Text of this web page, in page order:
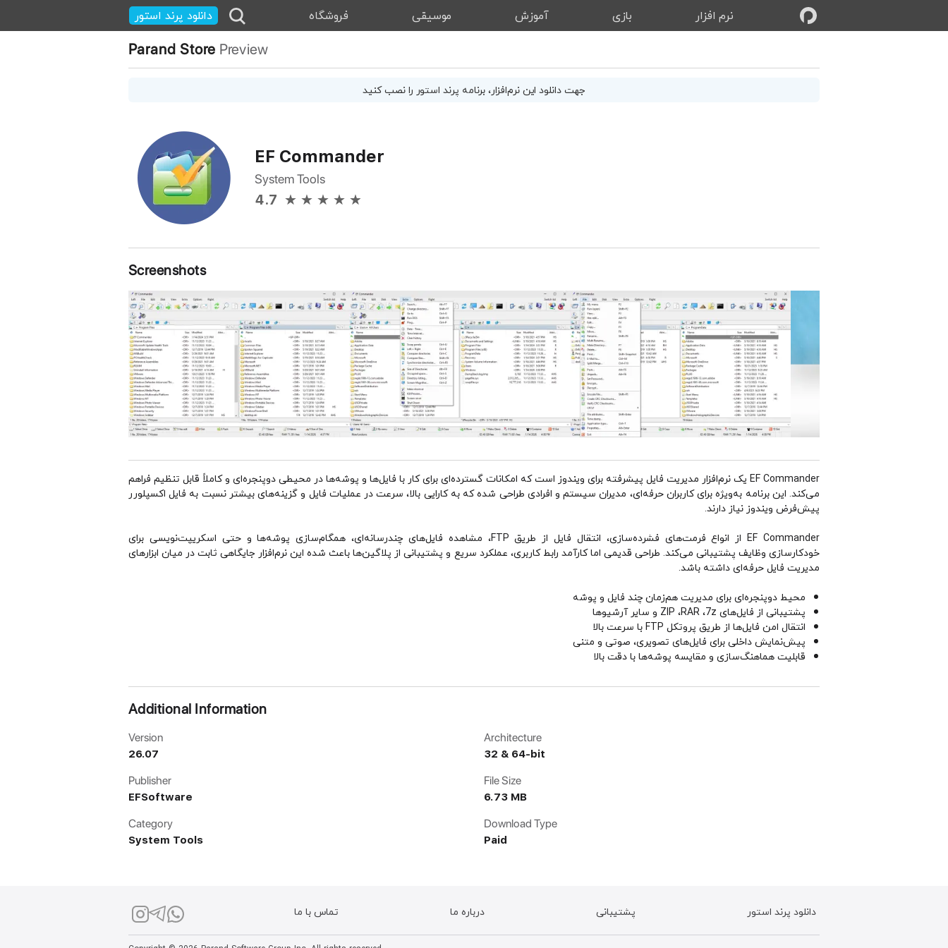
نرم‌ افزار بازی آموزش موسیقی فروشگاه دانلود پرند استور
Parand Store Preview
جهت دانلود ایننرم‌افزار، برنامه پرند استور را نصب کنید
EF Commander
System Tools
4.7
Screenshots
EF Commander یک نرم‌افزار مدیریت فایل پیشرفته برای ویندوز است که امکانات گسترده‌ای برای کار با فایل‌ها و پوشه‌ها در محیطی دوپنجره‌ای و کاملاً قابل تنظیم فراهم
می‌کند. این برنامه به‌ویژه برای کاربران حرفه‌ای، مدیران سیستم و افرادی طراحی شده که به کارایی بالا، سرعت در عملیات فایل و گزینه‌های بیشتر نسبت به فایل اکسپلورر
پیش‌فرض ویندوز نیاز دارند.
EF Commander از انواع فرمت‌های فشرده‌سازی، انتقال فایل از طریق FTP، مشاهده فایل‌های چندرسانه‌ای، همگام‌سازی پوشه‌ها و حتی اسکریپت‌نویسی برای
خودکارسازی وظایف پشتیبانی می‌کند. طراحی قدیمی اما کارآمد رابط کاربری، عملکرد سریع و پشتیبانی از پلاگین‌ها باعث شده این نرم‌افزار جایگاهی ثابت در میان ابزارهای
مدیریت فایل حرفه‌ای داشته باشد.
محیط دوپنجره‌ای برای مدیریت هم‌زمان چند فایل و پوشه
پشتیبانی از فایل‌های ZIP ،RAR ،7z و سایر آرشیوها
انتقال امن فایل‌ها از طریق پروتکل FTP با سرعت بالا
پیش‌نمایش داخلی برای فایل‌های تصویری، صوتی و متنی
قابلیت هماهنگ‌سازی و مقایسه پوشه‌ها با دقت بالا
Additional Information
Version
26.07
Architecture
32 & 64-bit
Publisher
EFSoftware
File Size
6.73 MB
Category
System Tools
Download Type
Paid
تماس با ما درباره ما پشتیبانی دانلود پرند استور